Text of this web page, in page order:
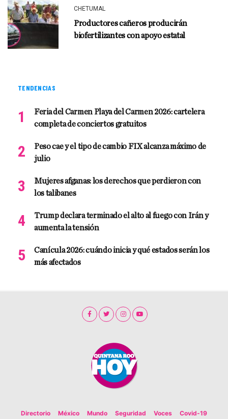
CHETUMAL
Productores cañeros producirán
biofertilizantes con apoyo estatal
TENDENCIAS
Feria del Carmen Playa del Carmen 2026: cartelera
completa de conciertos gratuitos
Peso cae y el tipo de cambio FIX alcanza máximo de
julio
Mujeres afganas: los derechos que perdieron con
los talibanes
Trump declara terminado el alto al fuego con Irán y
aumenta la tensión
Canícula 2026: cuándo inicia y qué estados serán los
más afectados
Directorio México Mundo Seguridad Voces Covid-19